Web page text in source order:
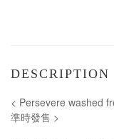
DESCRIPTION
< Persevere washed
準時發售 >